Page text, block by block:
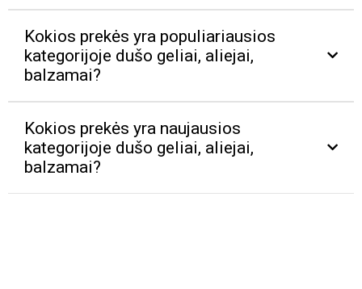
Kokios prekės yra populiariausios
kategorijoje dušo geliai, aliejai,
balzamai?
Kokios prekės yra naujausios
kategorijoje dušo geliai, aliejai,
balzamai?